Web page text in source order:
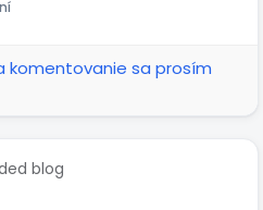
komentovanie sa prosím
blog